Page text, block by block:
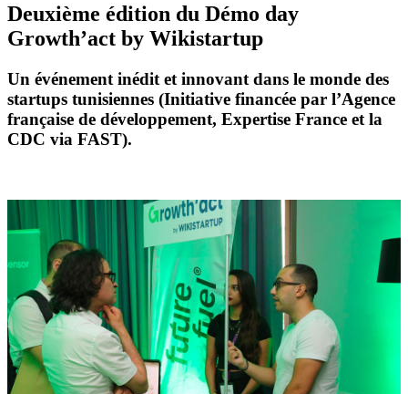
Deuxième édition du Démo day
Growth’act by Wikistartup
Un événement inédit et innovant dans le monde des
startups tunisiennes (Initiative financée par l’Agence
française de développement, Expertise France et la
CDC via FAST).